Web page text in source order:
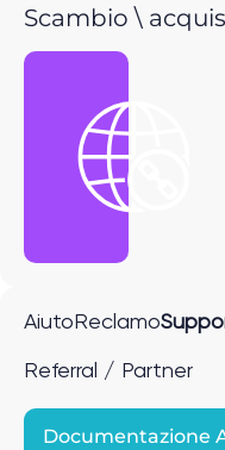
Scambio \
Aiuto Reclamo
Referral / Partner
Documentazione